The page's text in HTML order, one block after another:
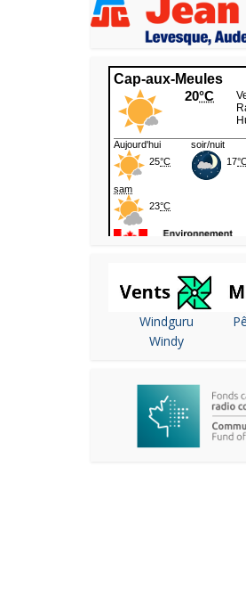
Windguru
Windy